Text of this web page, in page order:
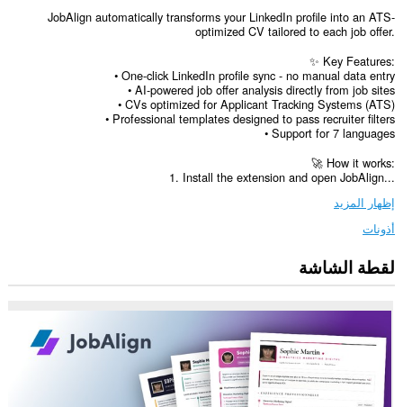
JobAlign automatically transforms your LinkedIn profile into an ATS-
optimized CV tailored to each job offer.
✨ Key Features:
• One-click LinkedIn profile sync - no manual data entry
• AI-powered job offer analysis directly from job sites
• CVs optimized for Applicant Tracking Systems (ATS)
• Professional templates designed to pass recruiter filters
• Support for 7 languages
🚀 How it works:
1. Install the extension and open JobAlign...
إظهار المزيد
أذونات
يستطيع
هذا
الوصول
بياناتك
على
بعض
مواقع
الويب.
لقطة الشاشة